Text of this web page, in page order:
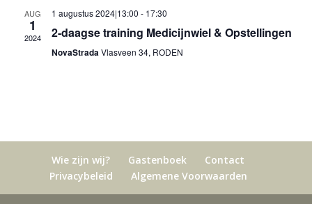
AUG
1
2024
1 augustus 2024|13:00 - 17:30
2-daagse training Medicijnwiel & Opstellingen
NovaStradaVlasveen 34, RODEN
Wie zijn wij? Gastenboek
Contact
Privacybeleid
Algemene Voorwaarden